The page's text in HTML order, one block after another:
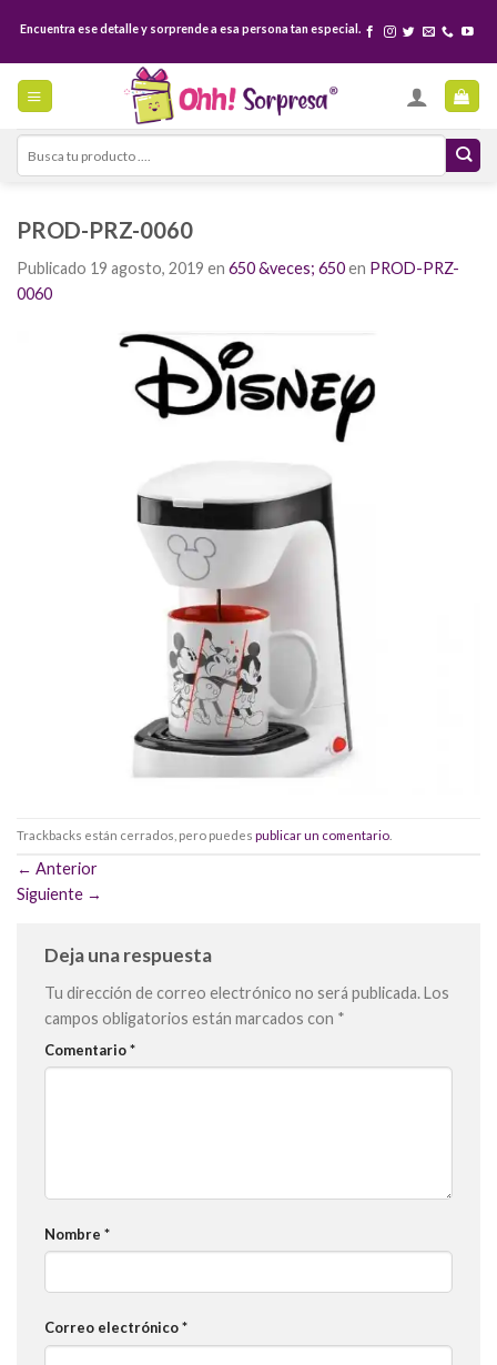
content
Encuentra ese detalle y sorprende a esa persona tan especial.
Search
for:
PROD-PRZ-0060
Publicado 19 agosto, 2019 en 650 &veces; 650en PROD-PRZ-
0060
Trackbacks están cerrados, pero puedes publicar un comentario
← Anterior
Siguiente →
Deja una respuesta
Tu dirección de correo electrónico no será publicada.Los
campos obligatorios están marcados con *
Comentario*
Nombre *
Correo electrónico*